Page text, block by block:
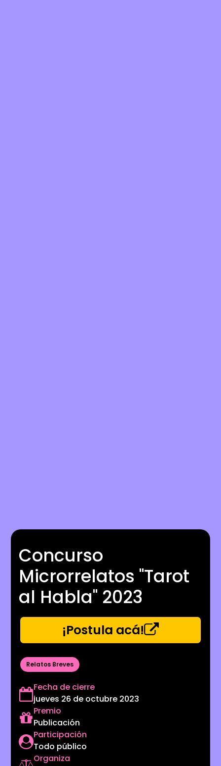
Concurso
Microrrelatos "Tarot
al Habla" 2023
¡Postula acá!
Relatos Breves
Fecha de cierre
jueves 26 de octubre 2023
Premio
Publicación
Participación
Todo público
Organiza